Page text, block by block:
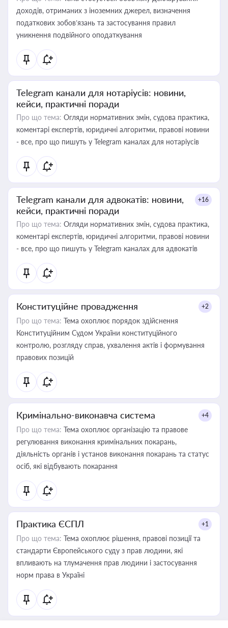
доходів, отриманих з іноземних джерел, визначення
податкових зобов’язань та застосування правил
уникнення подвійного оподаткування
Telegram канали для нотаріусів: новини,
кейси, практичні поради
Про що тема: Огляди нормативних змін, судова практика,
коментарі експертів, юридичні алгоритми, правові новини
- все, про що пишуть у Telegram каналах для нотаріусів
Telegram канали для адвокатів: новини,
кейси, практичні поради
+16
Про що тема: Огляди нормативних змін, судова практика,
коментарі експертів, юридичні алгоритми, правові новини
- все, про що пишуть у Telegram каналах для адвокатів
Конституційне провадження +2
Про що тема: Тема охоплює порядок здійснення
Конституційним Судом України конституційного
контролю, розгляду справ, ухвалення актів і формування
правових позицій
Кримінально-виконавча система +4
Про що тема: Тема охоплює організацію та правове
регулювання виконання кримінальних покарань,
діяльність органів і установ виконання покарань та статус
осіб, які відбувають покарання
Практика ЄСПЛ +1
Про що тема: Тема охоплює рішення, правові позиції та
стандарти Європейського суду з прав людини, які
впливають на тлумачення прав людини і застосування
норм права в Україні